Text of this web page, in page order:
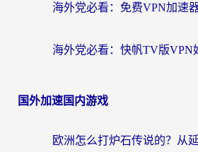
国外加速国内游戏